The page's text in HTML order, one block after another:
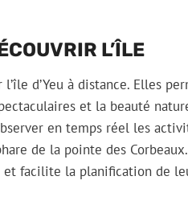
L’ÎLE
d’Yeu à distance. Elles
et la beauté
en temps réel les
de la pointe des
et facilite la planification de